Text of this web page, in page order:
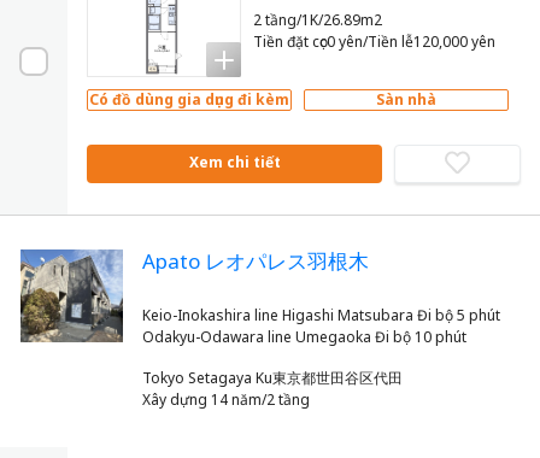
2 tầng/1K/26.89m2
Tiền đặt cọc0 yên/Tiền lễ120,000 yên
Có đồ dùng gia dụng đi kèm Sàn nhà
Xem chi tiết
Apato レオパレス羽根木
Keio-Inokashira line Higashi Matsubara Đi bộ 5 phút
Tokyo Setagaya Ku東京都世田谷区代田
Xây dựng 14 năm/2 tầng